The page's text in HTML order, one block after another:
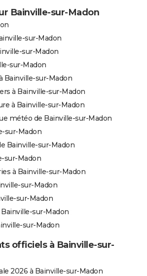
Bainville-sur-Madon
sur-Madon
sur-Madon
sur-Madon
Bainville-sur-Madon
à Bainville-sur-Madon
à Bainville-sur-Madon
météo de Bainville-sur-Madon
sur-Madon
Bainville-sur-Madon
sur-Madon
à Bainville-sur-Madon
sur-Madon
sur-Madon
sur-Madon
sur-Madon
officiels à Bainville-sur-
2026 à Bainville-sur-Madon